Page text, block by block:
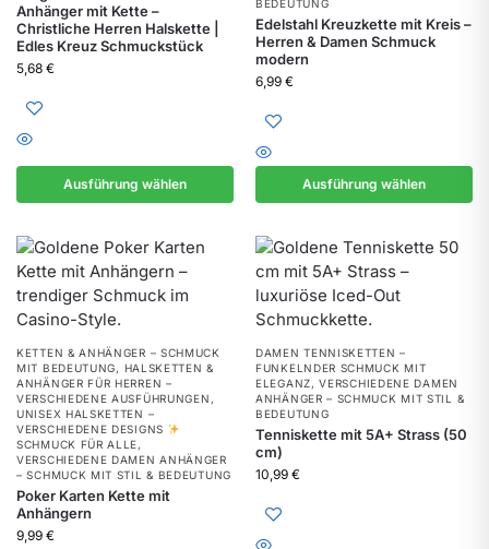
Anhänger mit Kette –
Christliche Herren Halskette |
Edles Kreuz Schmuckstück
5,68 €
Ausführung wählen
BEDEUTUNG
Edelstahl Kreuzkette mit Kreis –
Herren & Damen Schmuck
modern
6,99 €
Ausführung wählen
KETTEN & ANHÄNGER – SCHMUCK
MIT BEDEUTUNG, HALSKETTEN &
ANHÄNGER FÜR HERREN –
VERSCHIEDENE AUSFÜHRUNGEN ,
UNISEX HALSKETTEN –
VERSCHIEDENE DESIGNS
SCHMUCK FÜR ALLE,
VERSCHIEDENE DAMEN ANHÄNGER
– SCHMUCK MIT STIL & BEDEUTUNG
Poker Karten Kette mit
Anhängern
9,99 €
DAMEN TENNISKETTEN –
FUNKELNDER SCHMUCK MIT
ELEGANZ,VERSCHIEDENE DAMEN
ANHÄNGER – SCHMUCK MIT STIL &
BEDEUTUNG
Tenniskette mit 5A+ Strass (50
cm)
10,99 €